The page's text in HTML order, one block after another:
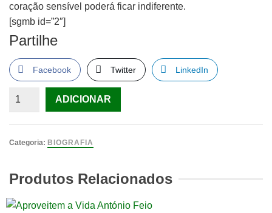
coração sensível poderá ficar indiferente.
[sgmb id=”2″]
Partilhe
Facebook Twitter LinkedIn
Quantidade
eu
Pensamentos
e
ADICIONAR
Categoria: BIOGRAFIA
Produtos Relacionados